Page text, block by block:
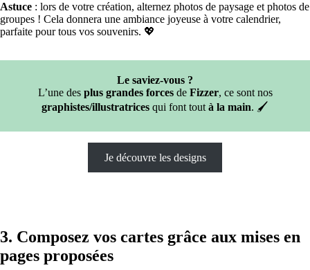
Astuce : lors de votre création, alternez photos de paysage et photos de
groupes ! Cela donnera une ambiance joyeuse à votre calendrier,
parfaite pour tous vos souvenirs. 💖
Le saviez-vous ?
L’une des plus grandes forcesde Fizzer, ce sont nos
graphistes/illustratrices qui font tout à la main. 🖌️
Je découvre les designs
3. Composez vos cartes grâce aux mises en
pages proposées